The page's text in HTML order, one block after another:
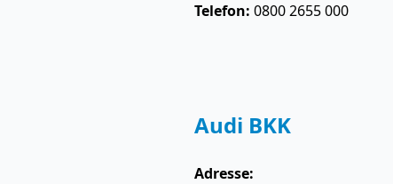
Telefon: 0800 2655 000
Audi BKK
Adresse: